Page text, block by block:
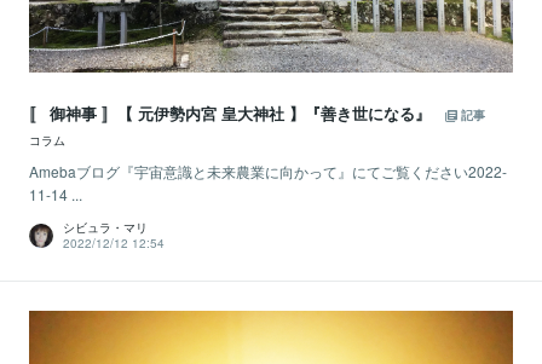
〚 御神事 〛【 元伊勢内宮 皇大神社 】『善き世になる』
記事
コラム
Amebaブログ『宇宙意識と未来農業に向かって』にてご覧ください2022-
11-14 ...
シビュラ・マリ
2022/12/12 12:54